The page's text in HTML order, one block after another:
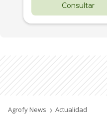
Consultar
Agrofy News Actualidad